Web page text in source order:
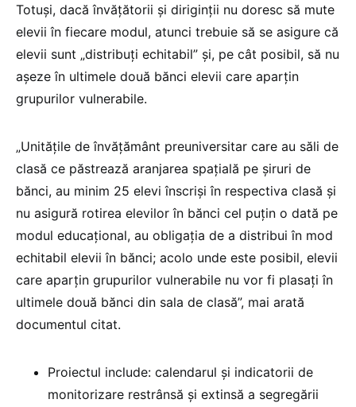
Totuși, dacă învățătorii și diriginții nu doresc să mute
elevii în fiecare modul, atunci trebuie să se asigure că
elevii sunt „distribuți echitabil” și, pe cât posibil, să nu
așeze în ultimele două bănci elevii care aparțin
grupurilor vulnerabile.
„Unitățile de învățământ preuniversitar care au săli de
clasă ce păstrează aranjarea spațială pe șiruri de
bănci, au minim 25 elevi înscriși în respectiva clasă și
nu asigură rotirea elevilor în bănci cel puțin o dată pe
modul educațional, au obligația de a distribui în mod
echitabil elevii în bănci; acolo unde este posibil, elevii
care aparțin grupurilor vulnerabile nu vor fi plasați în
ultimele două bănci din sala de clasă”, mai arată
documentul citat.
Proiectul include: calendarul şi indicatorii de
monitorizare restrânsă şi extinsă a segregării